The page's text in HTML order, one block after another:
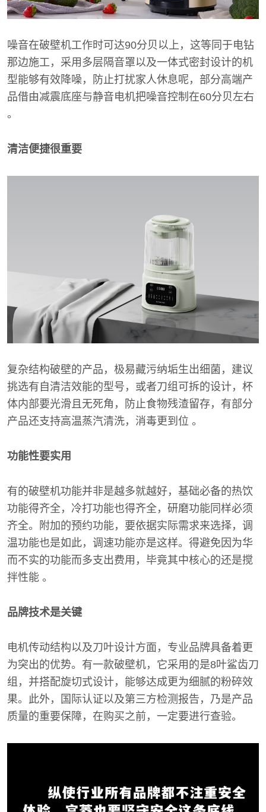
噪音在破壁机工作时可达90分贝以上，这等同于电钻
那边施工，采用多层隔音罩以及一体式密封设计的机
型能够有效降噪，防止打扰家人休息呢，部分高端产
品借由减震底座与静音电机把噪音控制在60分贝左右
。
清洁便捷很重要
复杂结构破壁的产品，极易藏污纳垢生出细菌，建议
挑选有自清洁效能的型号，或者刀组可拆的设计，杯
体内部要光滑且无死角，防止食物残渣留存，有部分
产品还支持高温蒸汽清洗，消毒更到位 。
功能性要实用
有的破壁机功能并非是越多就越好，基础必备的热饮
功能得齐全，冷打功能也得齐全，研磨功能同样必须
齐全。附加的预约功能，要依据实际需求来选择，调
温功能也是如此，调速功能亦是这样。得避免因为华
而不实的功能而多支出费用，毕竟其中核心的还是搅
拌性能 。
品牌技术是关键
电机传动结构以及刀叶设计方面，专业品牌具备着更
为突出的优势。有一款破壁机，它采用的是8叶鲨齿刀
组，并搭配旋切式设计，能够达成更为细腻的粉碎效
果。此外，国际认证以及第三方检测报告，乃是产品
质量的重要保障，在购买之前，一定要进行查验。